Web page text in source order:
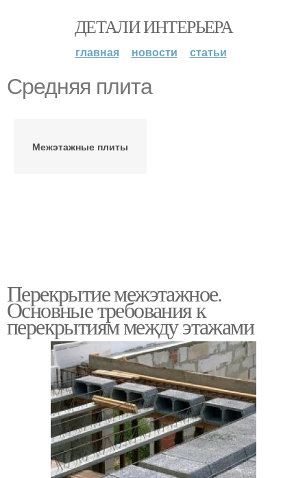
ДЕТАЛИ ИНТЕРЬЕРА
главная новости статьи
Средняя плита
Межэтажные плиты
Перекрытие межэтажное.
Основные требования к
перекрытиям между этажами